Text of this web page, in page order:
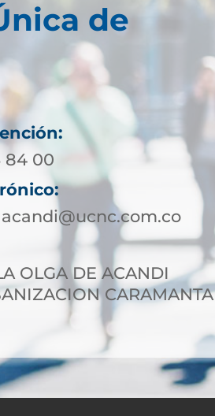
de
84 00
OLGA DE ACANDI
CARAMANTA